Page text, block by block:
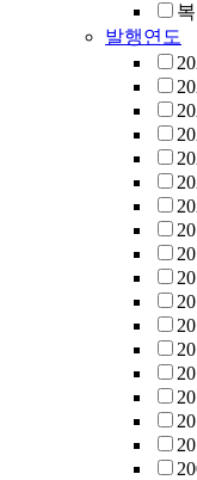
발행연도